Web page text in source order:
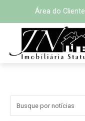
Área do Cliente